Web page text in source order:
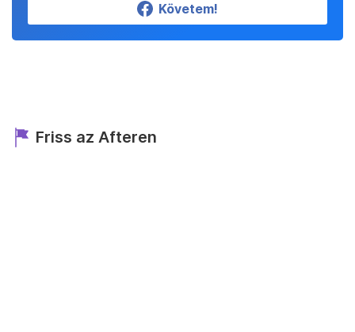
Követem!
Friss az Afteren